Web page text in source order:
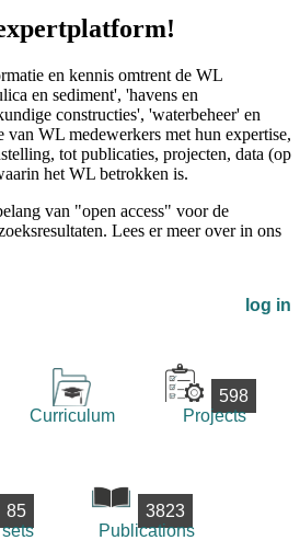
en kennis omtrent de WL
en sediment', 'havens en
constructies', 'waterbeheer' en
van WL medewerkers met hun expertise,
tot publicaties, projecten, data (op
het WL betrokken is.
van "open access" voor de
Lees er meer over in ons
log in
Curriculum
598
Projects
85
3823
Publications